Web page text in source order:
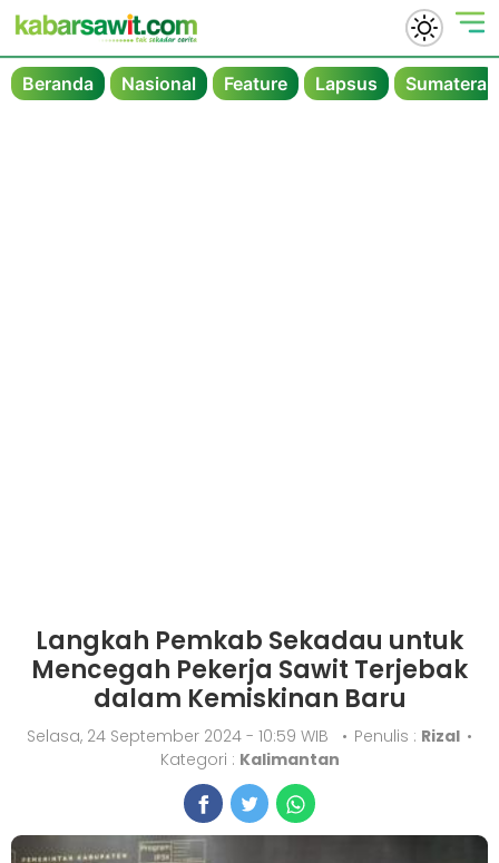
Beranda Nasional Feature Lapsus Sumatera
Langkah Pemkab Sekadau untuk
Mencegah Pekerja Sawit Terjebak
dalam Kemiskinan Baru
Selasa, 24 September 2024 - 10:59 WIB • Penulis : Rizal •
Kategori : Kalimantan